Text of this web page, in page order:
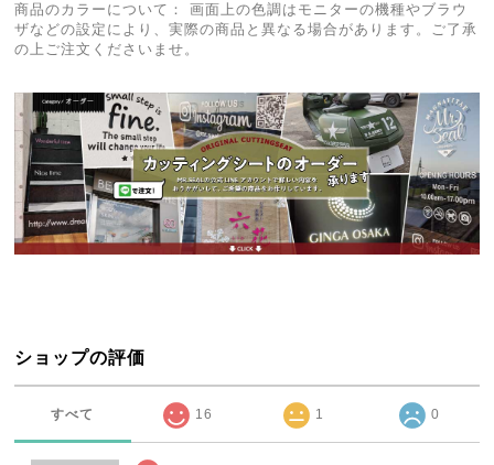
商品のカラーについて： 画面上の色調はモニターの機種やブラウ
ザなどの設定により、実際の商品と異なる場合があります。ご了承
の上ご注文くださいませ。
ショップの評価
すべて 16 1 0